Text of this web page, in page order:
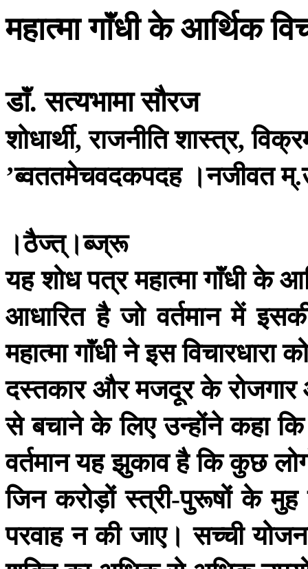
महात्मागाॅंधीकेआर्थिक
डाॅं.सत्यभामासौरज
शोधार्थी,राजनीतिशास्त्र,
’ब्वततमेचवदकपदह ।नजीवतम्.
।ठैज्त्।ब्ज्रू
यहशोधपत्रमहात्मागाॅंधीके
आधारित है जो वर्तमान में
महात्मागाॅंधीनेइसविचारधाराको
दस्तकार और मजदूर के रोजगार
से बचाने के लिए उन्होंने कहा कि
वर्तमानयहझुकावहैकिकुछ
जिन करोड़ों स्त्री-पुरूषों के मुह
परवाह न की जाए। सच्ची